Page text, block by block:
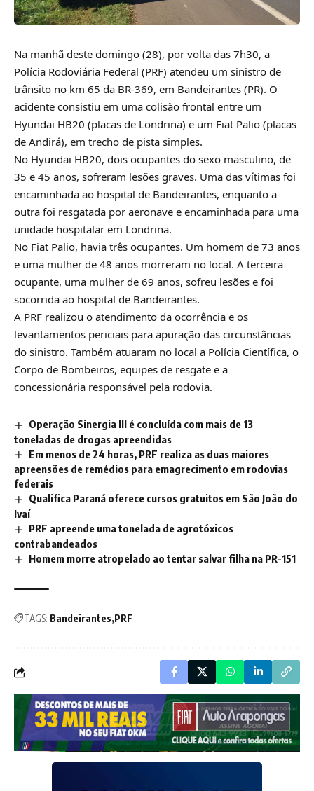
Na manhã deste domingo (28), por volta das 7h30, a
Polícia Rodoviária Federal (PRF) atendeu um sinistro de
trânsito no km 65 da BR-369, em Bandeirantes (PR). O
acidente consistiu em uma colisão frontal entre um
Hyundai HB20 (placas de Londrina) e um Fiat Palio (placas
de Andirá), em trecho de pista simples.
No Hyundai HB20, dois ocupantes do sexo masculino, de
35 e 45 anos, sofreram lesões graves. Uma das vítimas foi
encaminhada ao hospital de Bandeirantes, enquanto a
outra foi resgatada por aeronave e encaminhada para uma
unidade hospitalar em Londrina.
No Fiat Palio, havia três ocupantes. Um homem de 73 anos
e uma mulher de 48 anos morreram no local. A terceira
ocupante, uma mulher de 69 anos, sofreu lesões e foi
socorrida ao hospital de Bandeirantes.
A PRF realizou o atendimento da ocorrência e os
levantamentos periciais para apuração das circunstâncias
do sinistro. Também atuaram no local a Polícia Científica, o
Corpo de Bombeiros, equipes de resgate e a
concessionária responsável pela rodovia.
Operação Sinergia III é concluída com mais de 13
toneladas de drogas apreendidas
Em menos de 24 horas, PRF realiza as duas maiores
apreensões de remédios para emagrecimento em rodovias
federais
Qualifica Paraná oferece cursos gratuitos em São João do
Ivaí
PRF apreende uma tonelada de agrotóxicos
contrabandeados
Homem morre atropelado ao tentar salvar filha na PR-151
TAGS: Bandeirantes PRF